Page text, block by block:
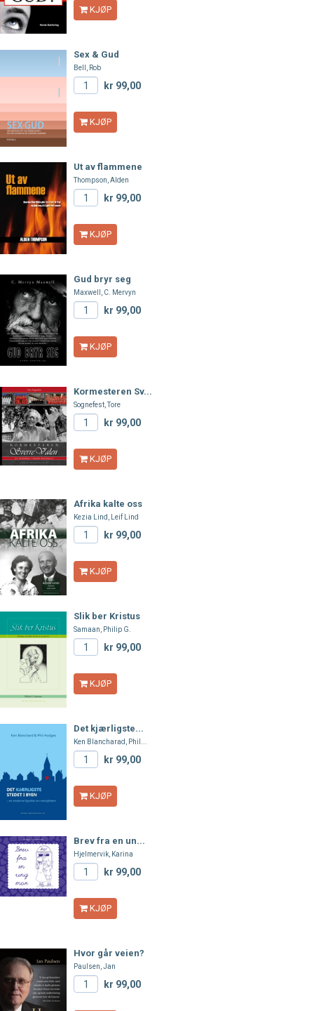
KJØP
Sex & Gud
Bell, Rob
kr 99,00
KJØP
Ut av flammene
Thompson, Alden
kr 99,00
KJØP
Gud bryr seg
Maxwell, C. Mervyn
kr 99,00
KJØP
Kormesteren Sv...
Sognefest, Tore
kr 99,00
KJØP
Afrika kalte oss
Kezia Lind, Leif Lind
kr 99,00
KJØP
Slik ber Kristus
Samaan, Philip G.
kr 99,00
KJØP
Det kjærligste...
Ken Blancharad, Phil...
kr 99,00
KJØP
Brev fra en un...
Hjelmervik, Karina
kr 99,00
KJØP
Hvor går veien?
Paulsen, Jan
kr 99,00